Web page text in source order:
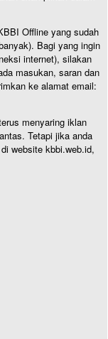
Offline yang sudah
Bagi yang ingin
internet), silakan
masukan, saran dan
ke alamat email:
menyaring iklan
Tetapi jika anda
website kbbi.web.id,